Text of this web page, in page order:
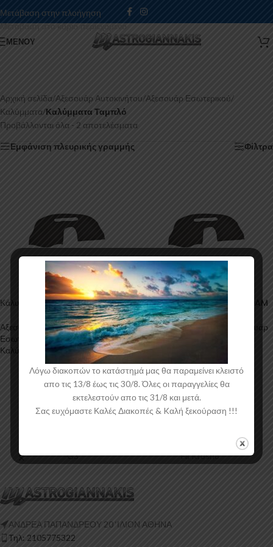
Μετάβαση στην πλοήγηση
Μετάβαση στο κύριο περιεχόμενο
ΜΕΝΟΎ
Αρχική σελίδα/Αξεσουάρ Αυτοκινήτου/Αξεσουάρ Εσωτερικού/
Καλύμματα/Καλύμματα Ταμπλό
Προβάλλονται όλα - 2 αποτελέσματα
Εμφάνιση πλευρικής γραμμής Φίλτρα
Κάλυμμα ταμπλό 1τμχ AM
Αξεσουάρ Αυτοκινήτου,Αξεσουάρ
Εσωτερικού,Καλύμματα,
Καλύμματα Ταμπλό
18,45€ συμπ. ΦΠΑ
Κάλυμμα ταμπλό μεγάλο 1τμχ AM
Αξεσουάρ Αυτοκινήτου
Αξεσουάρ
Εσωτερικού
Καλύμματα Ταμπλό
25,83€ συμπ. ΦΠΑ
G3 Fa Krosno
ΑΝΔΡΕΑ ΠΑΠΑΝΔΡΕΟΥ 20 ‘ΙΛΙΟΝ ΑΘΗΝΑ
Τηλ: 2105775322
Λόγω διακοπών το κατάστημά μας θα παραμείνει κλειστό
απο τις 13/8 έως τις 30/8. Όλες οι παραγγελίες θα
εκτελεστούν απο τις 31/8 και μετά.
Σας ευχόμαστε Καλές Διακοπές & Kαλή ξεκούραση !!!